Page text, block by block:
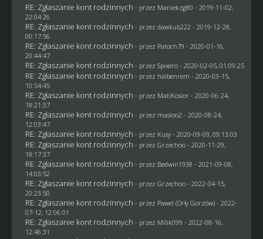
RE: Zgłaszanie kont rodzinnych - przez Maniekzg80 - 2019-11-02,
22:04:26
RE: Zgłaszanie kont rodzinnych - przez dawkub222 - 2019-12-28,
00:17:56
RE: Zgłaszanie kont rodzinnych - przez Patoch79 - 2020-01-16,
20:44:47
RE: Zgłaszanie kont rodzinnych - przez Spixero- 2020-02-05, 01:09:25
RE: Zgłaszanie kont rodzinnych - przez halbenrem - 2020-03-15,
10:54:45
RE: Zgłaszanie kont rodzinnych - przez MatiKosior- 2020-06-24,
18:21:37
RE: Zgłaszanie kont rodzinnych - przez masloo2 - 2020-08-24,
12:03:47
RE: Zgłaszanie kont rodzinnych - przez Kusy- 2020-09-09, 09:13:03
RE: Zgłaszanie kont rodzinnych - przez Grzechoo- 2020-11-29,
18:17:37
RE: Zgłaszanie kont rodzinnych - przez Bedwin1938 - 2021-09-08,
14:03:52
RE: Zgłaszanie kont rodzinnych - przez Grzechoo- 2022-04-15,
20:23:50
RE: Zgłaszanie kont rodzinnych - przez Pawel (Orły Gorzów)- 2022-
07-12, 12:06:01
RE: Zgłaszanie kont rodzinnych - przez Milik099 - 2022-08-16,
12:46:31